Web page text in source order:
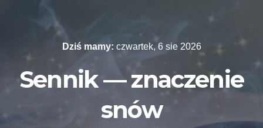
Dziś mamy: czwartek, 6 sie 2026
Sennik — znaczenie
snów